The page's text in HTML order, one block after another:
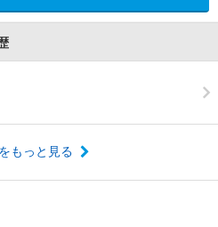
もっと見る